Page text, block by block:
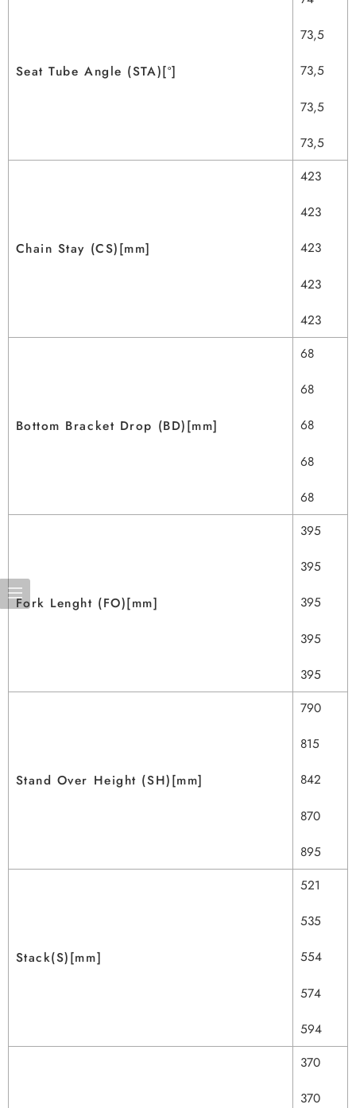
Seat Tube Angle (STA)[º]
73,5
73,5
73,5
73,5
Chain Stay (CS)[mm]
423
423
423
423
423
Bottom Bracket Drop (BD)[mm]
68
68
68
68
68
Fork Lenght (FO)[mm]
395
395
395
395
395
Stand Over Height (SH)[mm]
790
815
842
870
895
Stack(S)[mm]
521
535
554
574
594
370
370